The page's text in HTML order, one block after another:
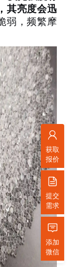
其亮度会迅
弱，频繁摩
获取
报价
提交
需求
添加
微信